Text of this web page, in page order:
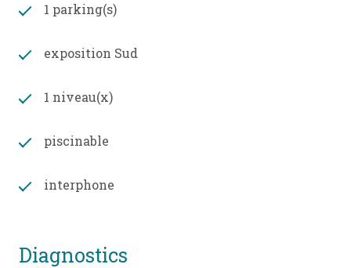
1 parking(s)
exposition Sud
1 niveau(x)
piscinable
interphone
diagnostics